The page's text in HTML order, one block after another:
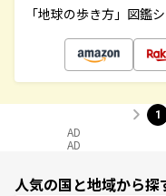
「地球の歩き方」図鑑
1
AD
AD
人気の国と地域から探